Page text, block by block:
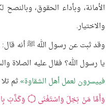
الأمانة، وبأداء الحقوق،
والاختيار.
وقد ثبت عن رسول الله ﷺ أنه قال:
يا رسول الله؟ فقال عليه الصلاة
فييسرون لعمل أهل الشقاوة ثم
وَأَمَّا مَنْ بَخِلَ وَاسْتَغْنَى۝ وَكَذَّبَ